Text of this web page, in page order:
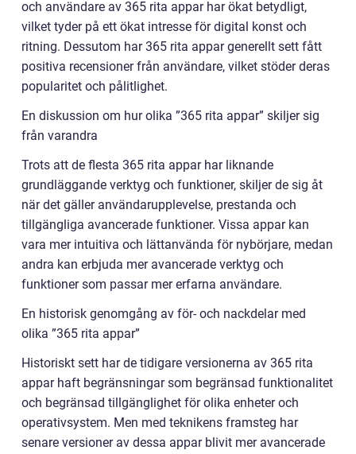
och användare av 365 rita appar har ökat betydligt,
vilket tyder på ett ökat intresse för digital konst och
ritning. Dessutom har 365 rita appar generellt sett fått
positiva recensioner från användare, vilket stöder deras
popularitet och pålitlighet.
En diskussion om hur olika ”365 rita appar” skiljer sig
från varandra
Trots att de flesta 365 rita appar har liknande
grundläggande verktyg och funktioner, skiljer de sig åt
när det gäller användarupplevelse, prestanda och
tillgängliga avancerade funktioner. Vissa appar kan
vara mer intuitiva och lättanvända för nybörjare, medan
andra kan erbjuda mer avancerade verktyg och
funktioner som passar mer erfarna användare.
En historisk genomgång av för- och nackdelar med
olika ”365 rita appar”
Historiskt sett har de tidigare versionerna av 365 rita
appar haft begränsningar som begränsad funktionalitet
och begränsad tillgänglighet för olika enheter och
operativsystem. Men med teknikens framsteg har
senare versioner av dessa appar blivit mer avancerade